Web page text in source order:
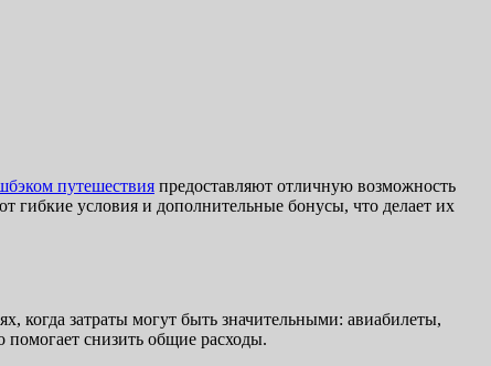
путешествия предоставляют отличную возможность
гибкие условия и дополнительные бонусы, что делает их
когда затраты могут быть значительными: авиабилеты,
помогает снизить общие расходы.